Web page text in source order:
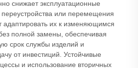
снижает эксплуатационные
или перемещения
адаптировать их к изменяющимся
полной замены, обеспечивая
срок службы изделий и
от инвестиций. Устойчивые
и использование вторичных